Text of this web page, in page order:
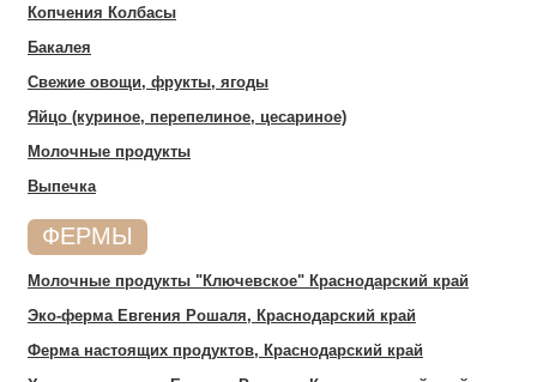
Копчения Колбасы
Бакалея
Свежие овощи, фрукты, ягоды
Яйцо (куриное, перепелиное, цесариное)
Молочные продукты
Выпечка
ФЕРМЫ
Молочные продукты "Ключевское" Краснодарский край
Эко-ферма Евгения Рошаля, Краснодарский край
Ферма настоящих продуктов, Краснодарский край